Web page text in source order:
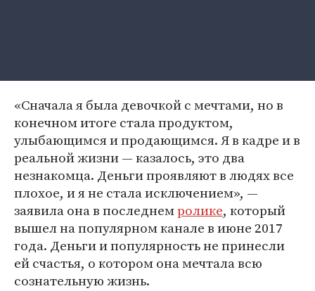
«Сначала я была девочкой с мечтами, но в
конечном итоге стала продуктом,
улыбающимся и продающимся. Я в кадре и в
реальной жизни — казалось, это два
незнакомца. Деньги проявляют в людях все
плохое, и я не стала исключением», —
заявила она в последнемролике, который
вышел на популярном канале в июне 2017
года. Деньги и популярность не принесли
ей счастья, о котором она мечтала всю
сознательную жизнь.